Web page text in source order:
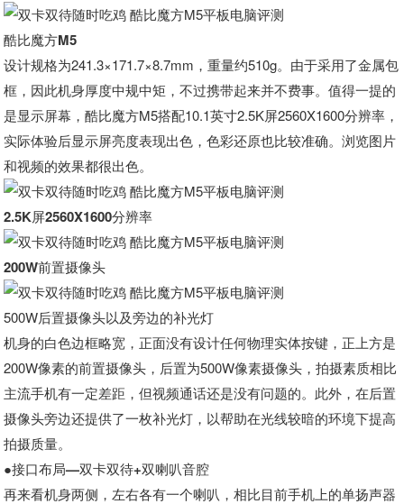
酷比魔方M5
设计规格为241.3×171.7×8.7mm，重量约510g。由于采用了金属包
框，因此机身厚度中规中矩，不过携带起来并不费事。值得一提的
是显示屏幕，酷比魔方M5搭配10.1英寸2.5K屏2560X1600分辨率，
实际体验后显示屏亮度表现出色，色彩还原也比较准确。浏览图片
和视频的效果都很出色。
2.5K屏2560X1600分辨率
200W前置摄像头
500W后置摄像头以及旁边的补光灯
机身的白色边框略宽，正面没有设计任何物理实体按键，正上方是
200W像素的前置摄像头，后置为500W像素摄像头，拍摄素质相比
主流手机有一定差距，但视频通话还是没有问题的。此外，在后置
摄像头旁边还提供了一枚补光灯，以帮助在光线较暗的环境下提高
拍摄质量。
●接口布局—双卡双待+双喇叭音腔
再来看机身两侧，左右各有一个喇叭，相比目前手机上的单扬声器